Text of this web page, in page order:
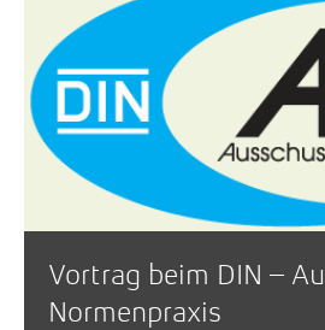
Vortrag beim DIN –
Normenpraxis